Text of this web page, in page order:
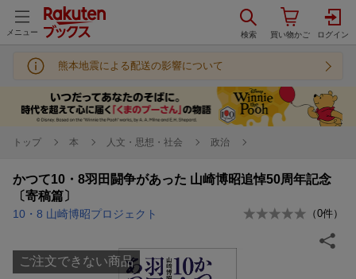
メニュー
熊本地震による配送の影響について
トップ 本 人文・思想・社会 政治
かつて10・8羽田闘争があった 山崎博昭追悼50周年記念
〔寄稿篇〕
10・8 山崎博昭プロジェクト （0件）
ご注文できない商品